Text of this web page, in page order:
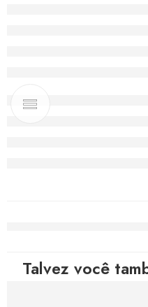
Talvez você